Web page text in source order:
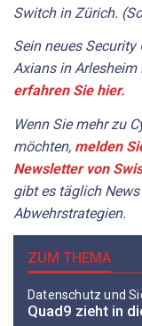
Switch in Zürich.
Sein neues
Axians in Arlesheim
erfahren Sie hier.
Wenn Sie mehr zu
möchten, melden
Newsletter von
gibt es täglich
Abwehrstrategien.
ZUM THEMA
Datenschutz und
Quad9 zieht in